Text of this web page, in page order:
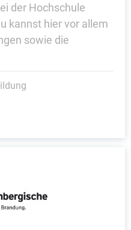
der Hochschule
kannst hier vor allem
sowie die